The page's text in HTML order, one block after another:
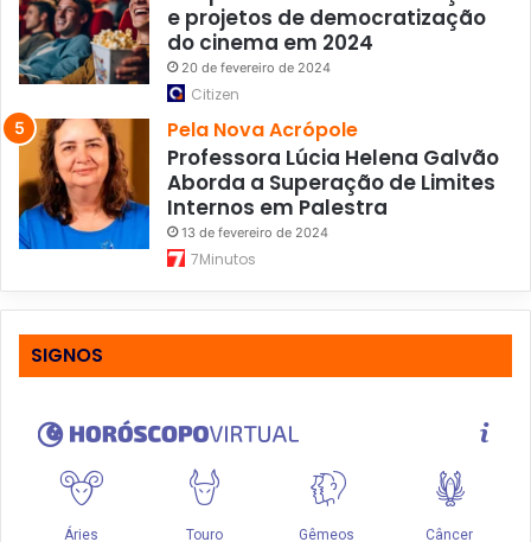
e projetos de democratização
do cinema em 2024
20 de fevereiro de 2024
Citizen
Pela Nova Acrópole
Professora Lúcia Helena Galvão
Aborda a Superação de Limites
Internos em Palestra
13 de fevereiro de 2024
7Minutos
SIGNOS